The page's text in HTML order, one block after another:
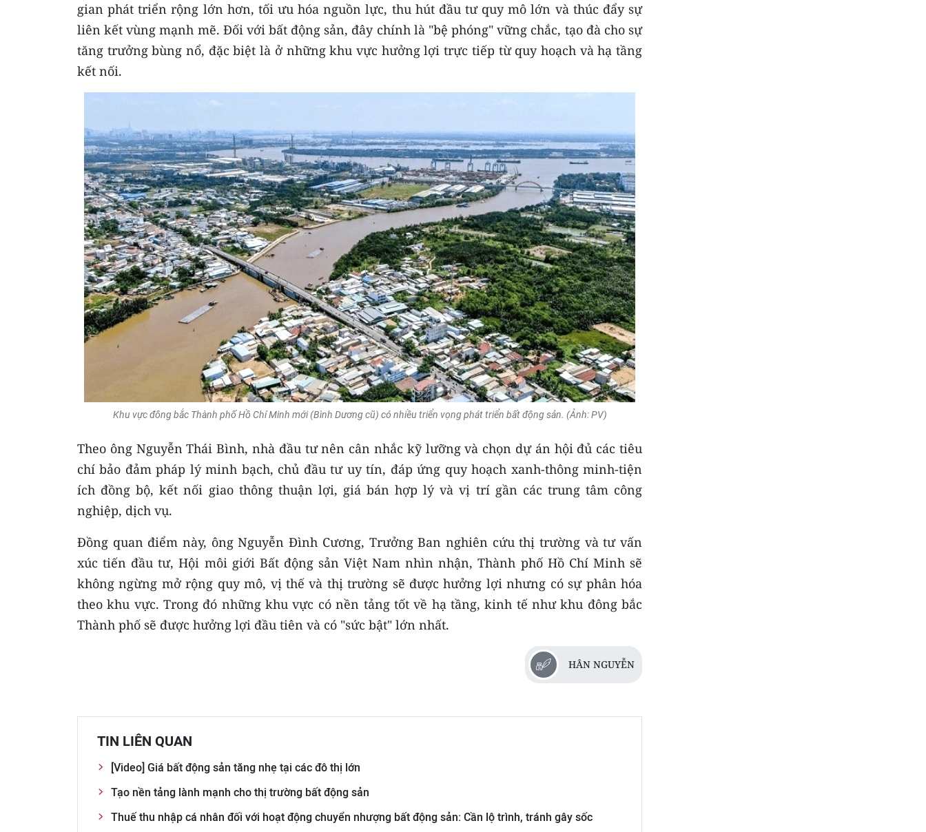
gian phát triển rộng lớn hơn, tối ưu hóa nguồn lực, thu hút đầu tư quy mô lớn và thúc đẩy sự
liên kết vùng mạnh mẽ. Đối với bất động sản, đây chính là "bệ phóng" vững chắc, tạo đà cho sự
tăng trưởng bùng nổ, đặc biệt là ở những khu vực hưởng lợi trực tiếp từ quy hoạch và hạ tầng
kết nối.
Khu vực đông bắc Thành phố Hồ Chí Minh mới (Bình Dương cũ) có nhiều triển vọng phát triển bất động sản. (Ảnh: PV)
Theo ông Nguyễn Thái Bình, nhà đầu tư nên cân nhắc kỹ lưỡng và chọn dự án hội đủ các tiêu
chí bảo đảm pháp lý minh bạch, chủ đầu tư uy tín, đáp ứng quy hoạch xanh-thông minh-tiện
ích đồng bộ, kết nối giao thông thuận lợi, giá bán hợp lý và vị trí gần các trung tâm công
nghiệp, dịch vụ.
Đồng quan điểm này, ông Nguyễn Đình Cương, Trưởng Ban nghiên cứu thị trường và tư vấn
xúc tiến đầu tư, Hội môi giới Bất động sản Việt Nam nhìn nhận, Thành phố Hồ Chí Minh sẽ
không ngừng mở rộng quy mô, vị thế và thị trường sẽ được hưởng lợi nhưng có sự phân hóa
theo khu vực. Trong đó những khu vực có nền tảng tốt về hạ tầng, kinh tế như khu đông bắc
Thành phố sẽ được hưởng lợi đầu tiên và có "sức bật" lớn nhất.
HÂN NGUYỄN
TIN LIÊN QUAN
[Video] Giá bất động sản tăng nhẹ tại các đô thị lớn
Tạo nền tảng lành mạnh cho thị trường bất động sản
Thuế thu nhập cá nhân đối với hoạt động chuyển nhượng bất động sản: Cần lộ trình, tránh gây sốc